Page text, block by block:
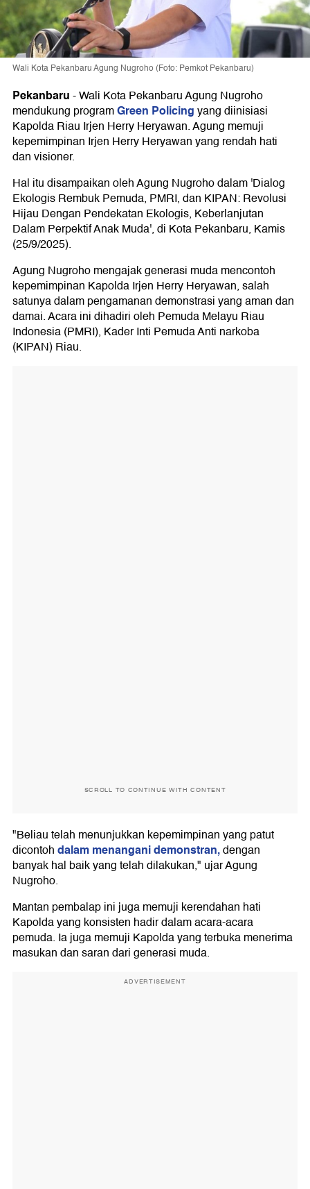
Wali Kota Pekanbaru Agung Nugroho (Foto: Pemkot Pekanbaru)
Pekanbaru-Wali Kota Pekanbaru Agung Nugroho
mendukung programGreen Policingyang diinisiasi
Kapolda Riau Irjen Herry Heryawan. Agung memuji
kepemimpinan Irjen Herry Heryawan yang rendah hati
dan visioner.
Hal itu disampaikan oleh Agung Nugroho dalam 'Dialog
Ekologis Rembuk Pemuda, PMRI, dan KIPAN: Revolusi
Hijau Dengan Pendekatan Ekologis, Keberlanjutan
Dalam Perpektif Anak Muda', di Kota Pekanbaru, Kamis
(25/9/2025).
Agung Nugroho mengajak generasi muda mencontoh
kepemimpinan Kapolda Irjen Herry Heryawan, salah
satunya dalam pengamanan demonstrasi yang aman dan
damai. Acara ini dihadiri oleh Pemuda Melayu Riau
Indonesia (PMRI), Kader Inti Pemuda Anti narkoba
(KIPAN) Riau.
SCROLL TO CONTINUE WITH CONTENT
"Beliau telah menunjukkan kepemimpinan yang patut
dicontohdalam menangani demonstran,dengan
banyak hal baik yang telah dilakukan," ujar Agung
Nugroho.
Mantan pembalap ini juga memuji kerendahan hati
Kapolda yang konsisten hadir dalam acara-acara
pemuda. Ia juga memuji Kapolda yang terbuka menerima
masukan dan saran dari generasi muda.
ADVERTISEMENT